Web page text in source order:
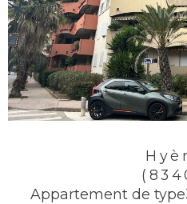
Appartement de